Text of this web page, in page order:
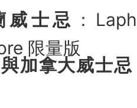
威士忌 ：
限量版
加拿大威士忌